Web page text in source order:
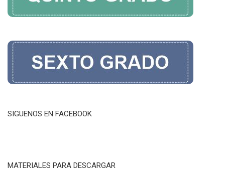
SIGUENOS EN FACEBOOK
MATERIALES PARA DESCARGAR